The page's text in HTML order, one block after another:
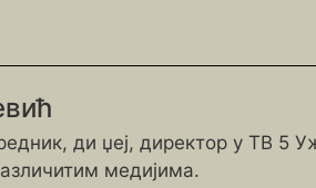
ди џеј, директор у ТВ 5
медијима.